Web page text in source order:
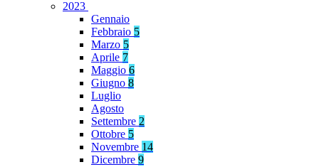
2023
Gennaio
Febbraio 5
Marzo 5
Aprile 7
Maggio 6
Giugno 8
Luglio
Agosto
Settembre 2
Ottobre 5
Novembre 14
Dicembre 9